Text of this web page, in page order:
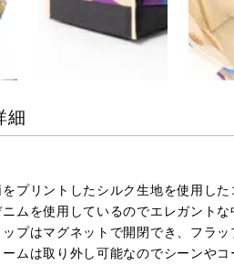
細
プリントしたシルク生地を使用した
ムを使用しているのでエレガントな
プはマグネットで開閉でき、フラ
ームは取り外し可能なのでシーンや